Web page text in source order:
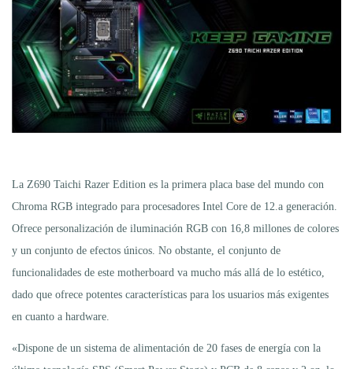
La Z690 Taichi Razer Edition es la primera placa base del mundo con
Chroma RGB integrado para procesadores Intel Core de 12.a generación.
Ofrece personalización de iluminación RGB con 16,8 millones de colores
y un conjunto de efectos únicos. No obstante, el conjunto de
funcionalidades de este motherboard va mucho más allá de lo estético,
dado que ofrece potentes características para los usuarios más exigentes
en cuanto a hardware.
«Dispone de un sistema de alimentación de 20 fases de energía con la